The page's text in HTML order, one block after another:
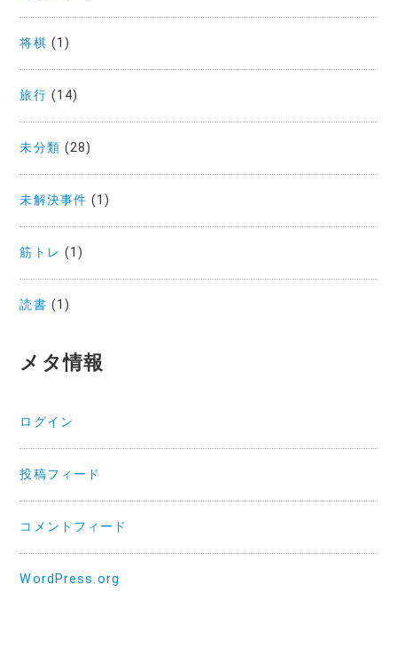
将棋 (1)
旅行 (14)
未分類 (28)
未解決事件 (1)
筋トレ (1)
読書 (1)
メタ情報
ログイン
投稿フィード
コメントフィード
WordPress.org